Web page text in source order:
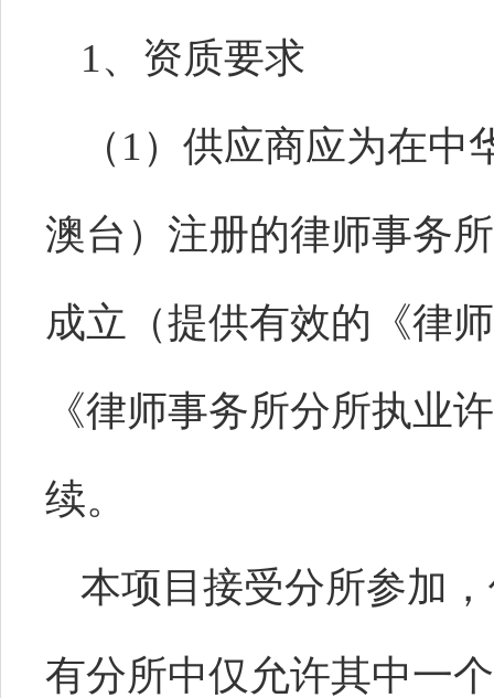
1、资质要求
（ 1）供应商应为在中
澳台）注册的律师事务
成立（提供有效的《律
《律师事务所分所执业
续。
本项目接受分所参加
有分所中仅允许其中一